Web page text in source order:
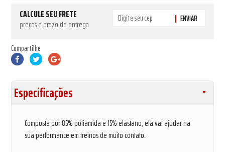
CALCULE SEU FRETE
preços e prazo de entrega ENVIAR
Compartilhe
Especificações
Composta por 85% poliamida e 15% elastano, ela vai ajudar na
sua performance em treinos de muito contato.